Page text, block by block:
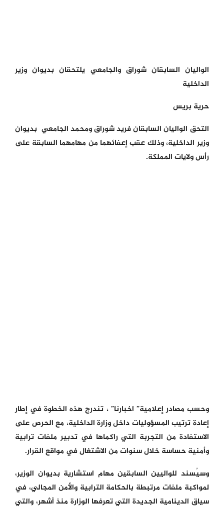
الواليان السابقان شوراق والجامعي يلتحقان بديوان وزير
الداخلية
حرية بريس
التحق الواليان السابقان فريد شوراق ومحمد الجامعي بديوان
وزير الداخلية، وذلك عقب إعفائهما من مهامهما السابقة على
رأس ولايات المملكة.
وحسب مصادر إعلامية” اخبارنا” ، تندرج هذه الخطوة في إطار
إعادة ترتيب المسؤوليات داخل وزارة الداخلية، مع الحرص على
الاستفادة من التجربة التي راكماها في تدبير ملفات ترابية
وأمنية حساسة خلال سنوات من الاشتغال في مواقع القرار.
وسيُسند للواليين السابقين مهام استشارية بديوان الوزير،
لمواكبة ملفات مرتبطة بالحكامة الترابية والأمن المجالي، في
سياق الدينامية الجديدة التي تعرفها الوزارة منذ أشهر، والتي